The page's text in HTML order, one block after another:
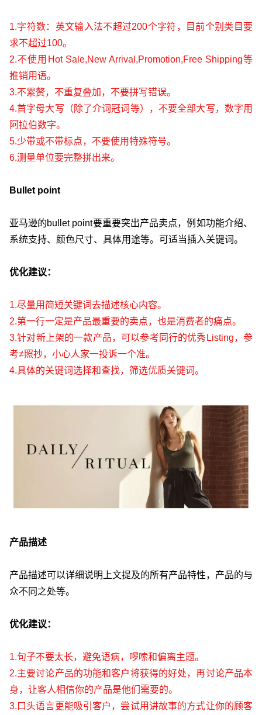
1.字符数：英文输入法不超过200个字符，目前个别类目要
求不超过100。
2.不使用Hot Sale,New Arrival,Promotion,Free Shipping等
推销用语。
3.不累赘，不重复叠加，不要拼写错误。
4.首字母大写（除了介词冠词等），不要全部大写，数字用
阿拉伯数字。
5.少带或不带标点，不要使用特殊符号。
6.测量单位要完整拼出来。
Bullet point
亚马逊的bullet point要重要突出产品卖点，例如功能介绍、
系统支持、颜色尺寸、具体用途等。可适当插入关键词。
优化建议：
1.尽量用简短关键词去描述核心内容。
2.第一行一定是产品最重要的卖点，也是消费者的痛点。
3.针对新上架的一款产品，可以参考同行的优秀Listing，参
考≠照抄，小心人家一投诉一个准。
4.具体的关键词选择和查找，筛选优质关键词。
产品描述
产品描述可以详细说明上文提及的所有产品特性，产品的与
众不同之处等。
优化建议：
1.句子不要太长，避免语病，啰嗦和偏离主题。
2.主要讨论产品的功能和客户将获得的好处，再讨论产品本
身，让客人相信你的产品是他们需要的。
3.口头语言更能吸引客户，尝试用讲故事的方式让你的顾客